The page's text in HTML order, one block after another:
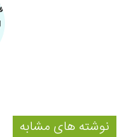
نوشته های مشابه